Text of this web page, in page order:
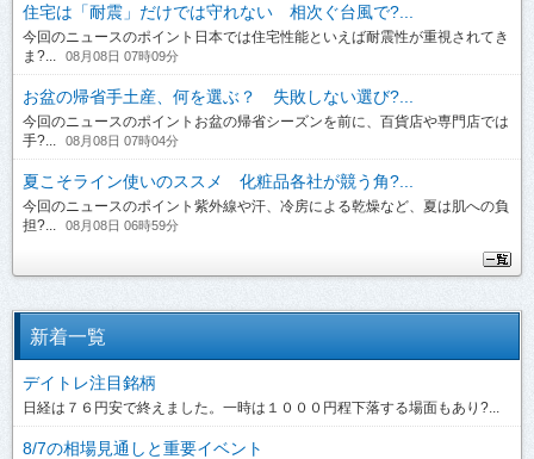
住宅は「耐震」だけでは守れない 相次ぐ台風で?...
今回のニュースのポイント日本では住宅性能といえば耐震性が重視されてき
ま?...
08月08日 07時09分
お盆の帰省手土産、何を選ぶ？ 失敗しない選び?...
今回のニュースのポイントお盆の帰省シーズンを前に、百貨店や専門店では
手?...
08月08日 07時04分
夏こそライン使いのススメ 化粧品各社が競う角?...
今回のニュースのポイント紫外線や汗、冷房による乾燥など、夏は肌への負
担?...
08月08日 06時59分
新着一覧
デイトレ注目銘柄
日経は７６円安で終えました。一時は１０００円程下落する場面もあり?...
8/7の相場見通しと重要イベント